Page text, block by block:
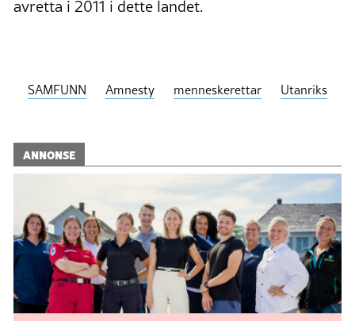
avretta i 2011 i dette landet.
SAMFUNN Amnesty menneskerettar Utanriks
ANNONSE